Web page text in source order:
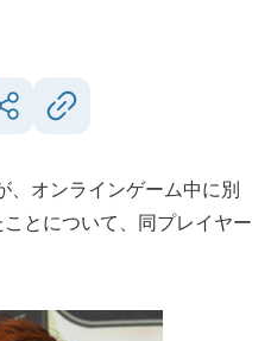
オンラインゲーム中に別
とについて、同プレイヤー